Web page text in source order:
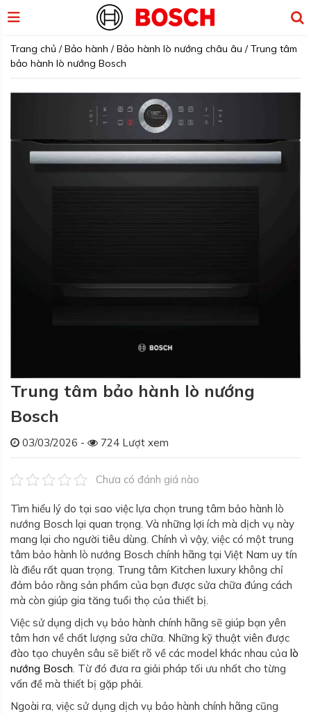
Trang chủ /Bảo hành /Bảo hành lò nướng châu âu /Trung tâm
bảo hành lò nướng Bosch
Trung tâm bảo hành lò nướng
Bosch
03/03/2026 - 724 Lượt xem
Chưa có đánh giá nào
Tìm hiểu lý do tại sao việc lựa chọn trung tâm bảo hành lò
nướng Bosch lại quan trọng. Và những lợi ích mà dịch vụ này
mang lại cho người tiêu dùng. Chính vì vậy, việc có một trung
tâm bảo hành lò nướng Bosch chính hãng tại Việt Nam uy tín
là điều rất quan trọng. Trung tâm Kitchen luxury không chỉ
đảm bảo rằng sản phẩm của bạn được sửa chữa đúng cách
mà còn giúp gia tăng tuổi thọ của thiết bị.
Việc sử dụng dịch vụ bảo hành chính hãng sẽ giúp bạn yên
tâm hơn về chất lượng sửa chữa. Những kỹ thuật viên được
đào tạo chuyên sâu sẽ biết rõ về các model khác nhau của lò
nướng Bosch. Từ đó đưa ra giải pháp tối ưu nhất cho từng
vấn đề mà thiết bị gặp phải.
Ngoài ra, việc sử dụng dịch vụ bảo hành chính hãng cũng